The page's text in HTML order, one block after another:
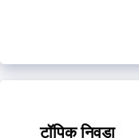
टॉपिक निवडा